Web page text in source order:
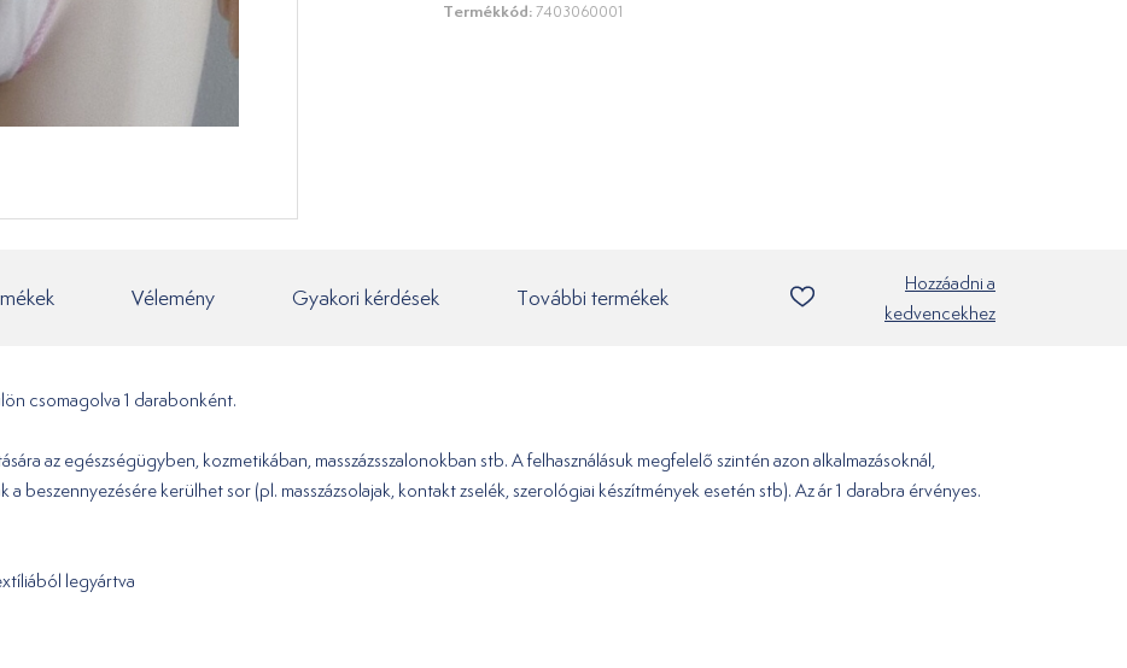
Termékkód:7403060001
Vélemény Gyakori kérdések További termékek
Hozzáadni a
kedvencekhez
csomagolva 1 darabonként.
az egészségügyben, kozmetikában, masszázsszalonokban stb. A felhasználásuk megfelelő szintén azon alkalmazásoknál,
a beszennyezésére kerülhet sor (pl. masszázsolajak, kontakt zselék, szerológiai készítmények esetén stb). Az ár 1 darabra érvényes.
legyártva